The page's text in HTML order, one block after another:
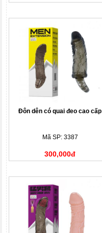
Đôn dên có quai đeo cao cấp
Mã SP: 3387
300,000đ